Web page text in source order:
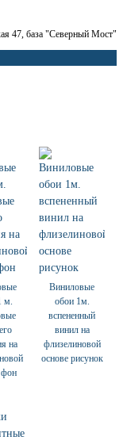
47, база "Северный Мост"
м.
на
фон
Виниловые
обои 1м.
вспененный
винил на
флизелиновой
основе рисунок